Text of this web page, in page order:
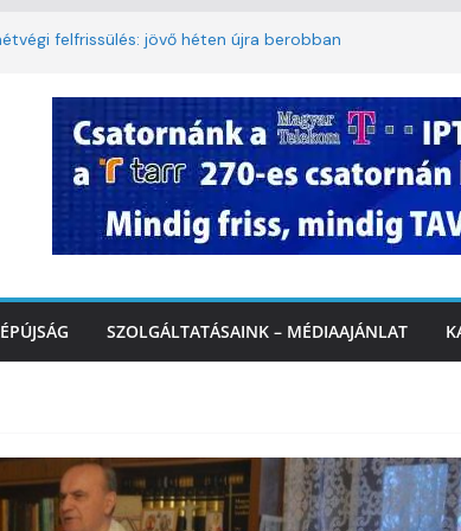
felfrissülés: jövő héten újra berobban
A 3. kerület TVE csapatát fogadta a
a tűzoltók dolgát Marcalinál
közlekedésért, elektromos
SZOLGÁLTATÁSAINK – MÉDIAAJÁNLAT